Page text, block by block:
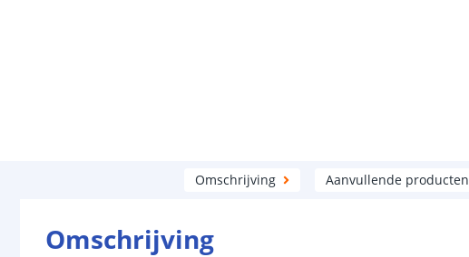
Omschrijving Aanvullende producten
Omschrijving